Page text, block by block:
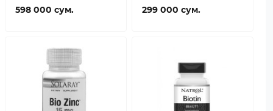
598 000 сум. 299 000 сум.